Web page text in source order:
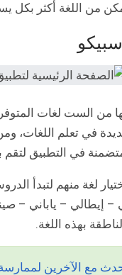
من اللغة أكثر بكل
من الست لغات
في التطبيق لتقم
– إيطالي – ياباني –
بهذه اللغة.